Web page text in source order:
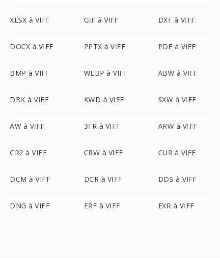
XLSX à VIFF GIF à VIFF DXF à VIFF
DOCX à VIFF PPTX à VIFF PDF à VIFF
BMP à VIFF WEBP à VIFF ABW à VIFF
DBK à VIFF KWD à VIFF SXW à VIFF
AW à VIFF 3FR à VIFF ARW à VIFF
CR2 à VIFF CRW à VIFF CUR à VIFF
DCM à VIFF DCR à VIFF DDS à VIFF
DNG à VIFF ERF à VIFF EXR à VIFF